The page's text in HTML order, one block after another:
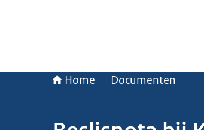
Home Documenten